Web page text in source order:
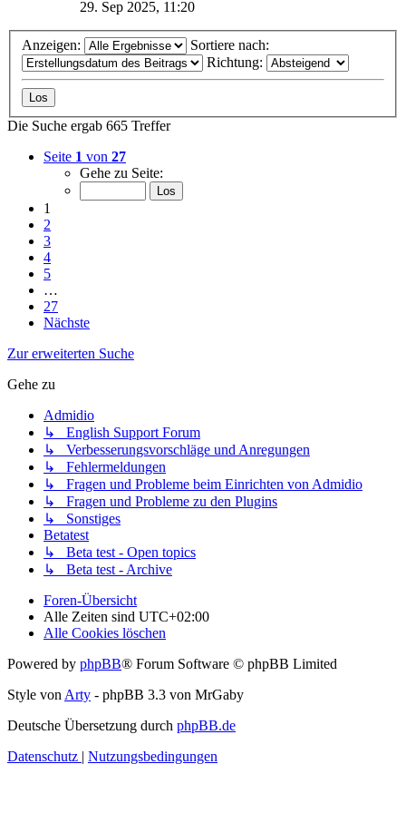
29. Sep 2025, 11:20
Anzeigen:
Sortiere nach:
Richtung:
Die Suche ergab 665 Treffer
Seite 1 von 27
Gehe zu Seite:
1
2
3
4
5
…
27
Nächste
Zur erweiterten Suche
Gehe zu
Admidio
↳ English Support Forum
↳ Verbesserungsvorschläge und Anregungen
↳ Fehlermeldungen
↳ Fragen und Probleme beim Einrichten von Admidio
↳ Fragen und Probleme zu den Plugins
↳ Sonstiges
Betatest
↳ Beta test - Open topics
↳ Beta test - Archive
Foren-Übersicht
Alle Zeiten sind UTC+02:00
Alle Cookies löschen
Powered by phpBB® Forum Software © phpBB Limited
Style von Arty - phpBB 3.3 von MrGaby
Deutsche Übersetzung durch phpBB.de
Datenschutz | Nutzungsbedingungen